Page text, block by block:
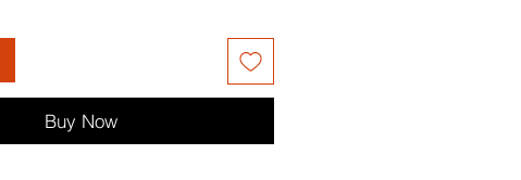
Buy Now